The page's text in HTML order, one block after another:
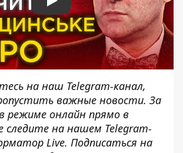
Play
на наш Telegram-канал,
важные новости. За
режиме онлайн прямо в
следите на нашем Telegram-
Live. Подписаться на